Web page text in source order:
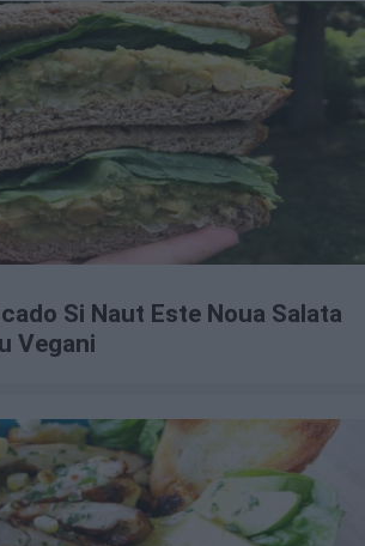
Si Naut Este Noua Salata
Vegani